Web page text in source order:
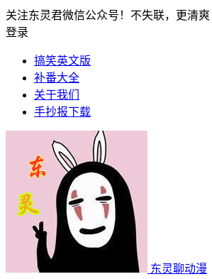
关注东灵君微信公众号！不失联，更清爽
登录
搞笑英文版
补番大全
关于我们
手抄报下载
东灵聊动漫